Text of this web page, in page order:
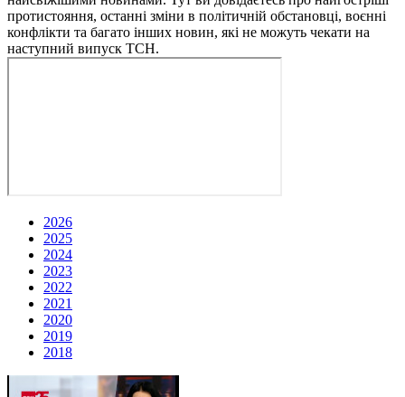
протистояння, останні зміни в політичній обстановці, воєнні
конфлікти та багато інших новин, які не можуть чекати на
наступний випуск ТСН.
2026
2025
2024
2023
2022
2021
2020
2019
2018